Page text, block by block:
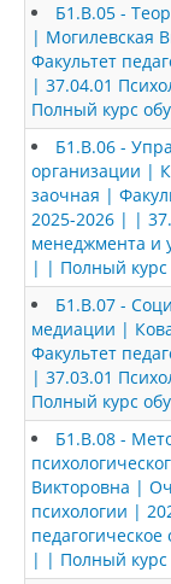
Б1.В.05 -
| Могилевская
Факультет
| 37.04.01
Полный курс
Б1.В.06 -
организации |
заочная |
2025-2026 | |
менеджмента и
| | Полный курс
Б1.В.07 -
медиации |
Факультет
| 37.03.01
Полный курс
Б1.В.08 -
Викторовна |
психологии |
| | Полный курс